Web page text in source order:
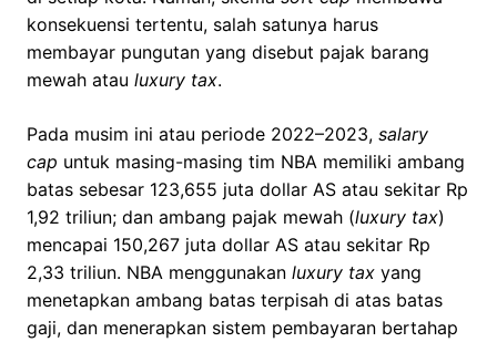
konsekuensi tertentu, salah satunya harus
membayar pungutan yang disebut pajak barang
mewah atau luxury tax.
Pada musim ini atau periode 2022–2023, salary
cap untuk masing-masing tim NBA memiliki ambang
batas sebesar 123,655 juta dollar AS atau sekitar Rp
1,92 triliun; dan ambang pajak mewah (luxury tax)
mencapai 150,267 juta dollar AS atau sekitar Rp
2,33 triliun. NBA menggunakan luxury tax yang
menetapkan ambang batas terpisah di atas batas
gaji, dan menerapkan sistem pembayaran bertahap